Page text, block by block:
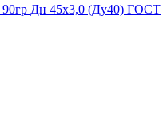
90гр Дн 45х3,0 (Ду40) ГОСТ